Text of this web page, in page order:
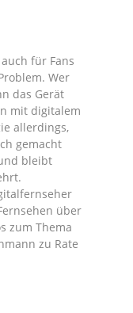
für Fans
Wer
das Gerät
mit digitalem
allerdings,
gemacht
bleibt
über
zum Thema
zu Rate